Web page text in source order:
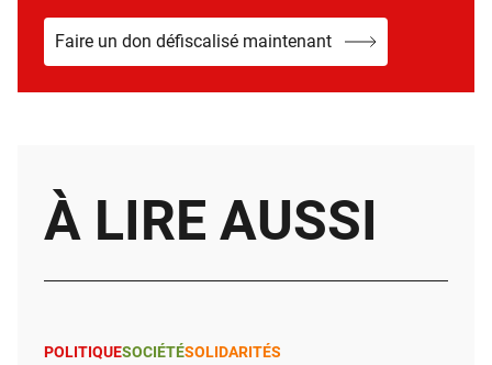
Faire un don défiscalisé maintenant
À LIRE AUSSI
POLITIQUESOCIÉTÉSOLIDARITÉS